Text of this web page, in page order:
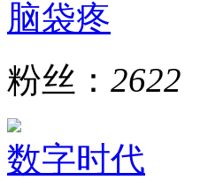
脑袋疼
粉丝： 2622
数字时代